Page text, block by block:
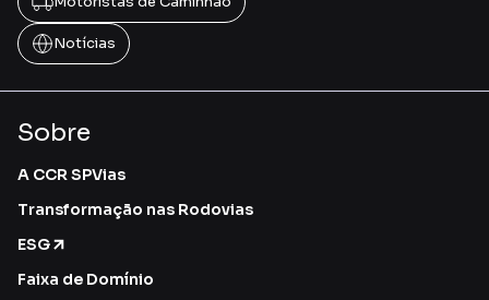
Notícias
Sobre
A CCR SPVias
Transformação nas Rodovias
ESG
Faixa de Domínio